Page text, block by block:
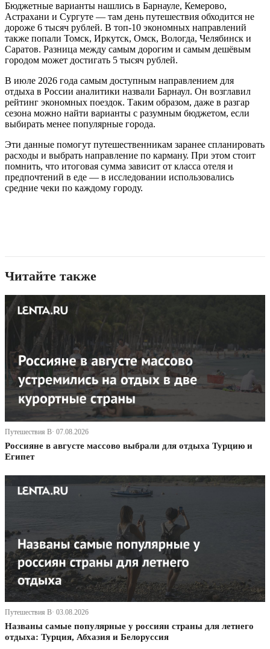
Бюджетные варианты нашлись в Барнауле, Кемерово,
Астрахани и Сургуте — там день путешествия обходится не
дороже 6 тысяч рублей. В топ-10 экономных направлений
также попали Томск, Иркутск, Омск, Вологда, Челябинск и
Саратов. Разница между самым дорогим и самым дешёвым
городом может достигать 5 тысяч рублей.
В июле 2026 года самым доступным направлением для
отдыха в России аналитики назвали Барнаул. Он возглавил
рейтинг экономных поездок. Таким образом, даже в разгар
сезона можно найти варианты с разумным бюджетом, если
выбирать менее популярные города.
Эти данные помогут путешественникам заранее спланировать
расходы и выбрать направление по карману. При этом стоит
помнить, что итоговая сумма зависит от класса отеля и
предпочтений в еде — в исследовании использовались
средние чеки по каждому городу.
Читайте также
Путешествия В· 07.08.2026
Россияне в августе массово выбрали для отдыха Турцию и
Египет
Путешествия В· 03.08.2026
Названы самые популярные у россиян страны для летнего
отдыха: Турция, Абхазия и Белоруссия